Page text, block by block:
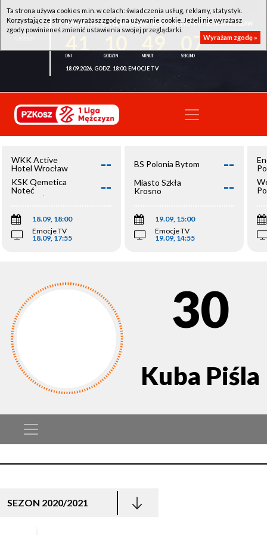
WKK ACTIVE HOTEL WROCŁAW - KSK QEMETICA NOTEĆ INOWROCŁAW
07
18.09.2026, GODZ. 18:00, EMOCJE TV
WKK Active
Hotel Wrocław
--
KSK Qemetica
Noteć
Inowrocław
--
18.09, 18:00
Emocje TV
18.09, 17:55
BS Polonia Bytom --
Miasto Szkła
Krosno
--
19.09, 15:00
Emocje TV
19.09, 14:55
30
Kuba Piśla
SEZON 2020/2021
Ta strona używa cookies m.in. w celach: świadczenia usług, reklamy, statystyk.
Korzystając ze strony wyrażasz zgodę na używanie cookie. Jeżeli nie wyrażasz
zgody powinieneś zmienić ustawienia swojej przeglądarki.
Wyrażam zgodę »